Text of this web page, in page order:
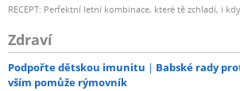
RECEPT: Perfektní letní kombinace, které tě zchladí, i
Zdraví
Podpořte dětskou imunitu Babské rady
vším pomůže rýmovník